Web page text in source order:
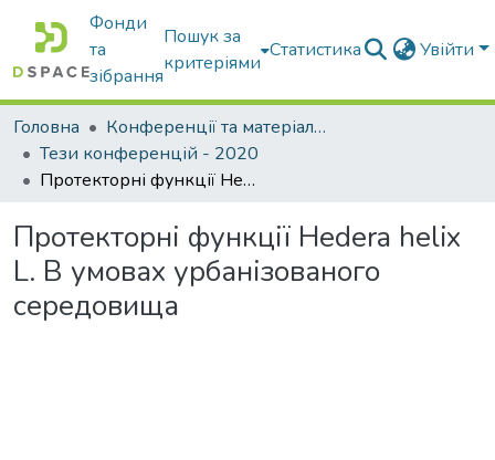
Фонди
та
зібрання
Пошук за
критеріями
Статистика Увійти
Головна
Конференції та матеріали конференцій
Тези конференцій - 2020
Протекторні функції Hedera helix L. В умовах урбанізованого середовища
Протекторні функції Hedera helix
L. В умовах урбанізованого
середовища